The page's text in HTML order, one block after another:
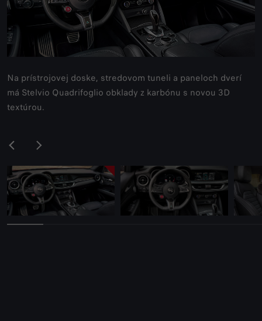
Na prístrojovej doske, stredovom tuneli a paneloch dverí
má Stelvio Quadrifoglio obklady z karbónu s novou 3D
textúrou.